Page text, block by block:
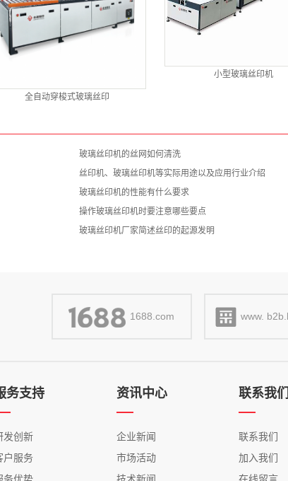
全自动穿梭式玻璃丝印
小型玻璃丝印机
玻璃丝印机的丝网如何清洗
丝印机、玻璃丝印机等实际用途以及应用行业介绍
玻璃丝印机的性能有什么要求
操作玻璃丝印机时要注意哪些要点
玻璃丝印机厂家简述丝印的起源发明
1688.com www.
务支持
发创新
户服务
务优势
资讯中心
企业新闻
市场活动
技术新闻
联系我们
联系我们
加入我们
在线留言